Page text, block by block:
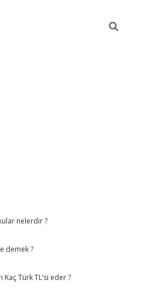
nelerdir ?
demek ?
Kaç Türk TL’si eder ?